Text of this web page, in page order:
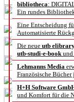
bibliotheca:
Ein rundes
Eine Entscheidung
Automatisierte
Die neue utb
utb-studi-e-bookund
Lehmanns Media
Französische
H+H Software
und Komfort für die